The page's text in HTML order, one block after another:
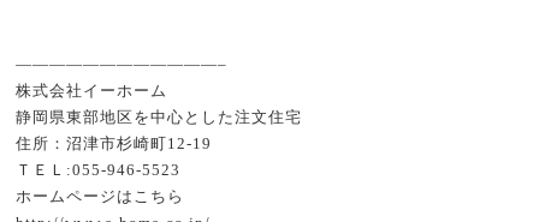
————————————–
株式会社イーホーム
静岡県東部地区を中心とした注文住宅
住所：沼津市杉崎町12-19
ＴＥＬ:055-946-5523
ホームページはこちら